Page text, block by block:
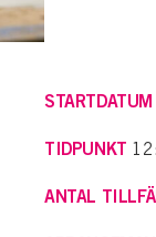
STARTDATUM
TIDPUNKT
ANTAL